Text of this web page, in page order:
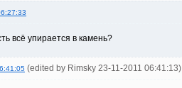
всё упирается в камень?
(edited by Rimsky 23-11-2011 06:41:13)